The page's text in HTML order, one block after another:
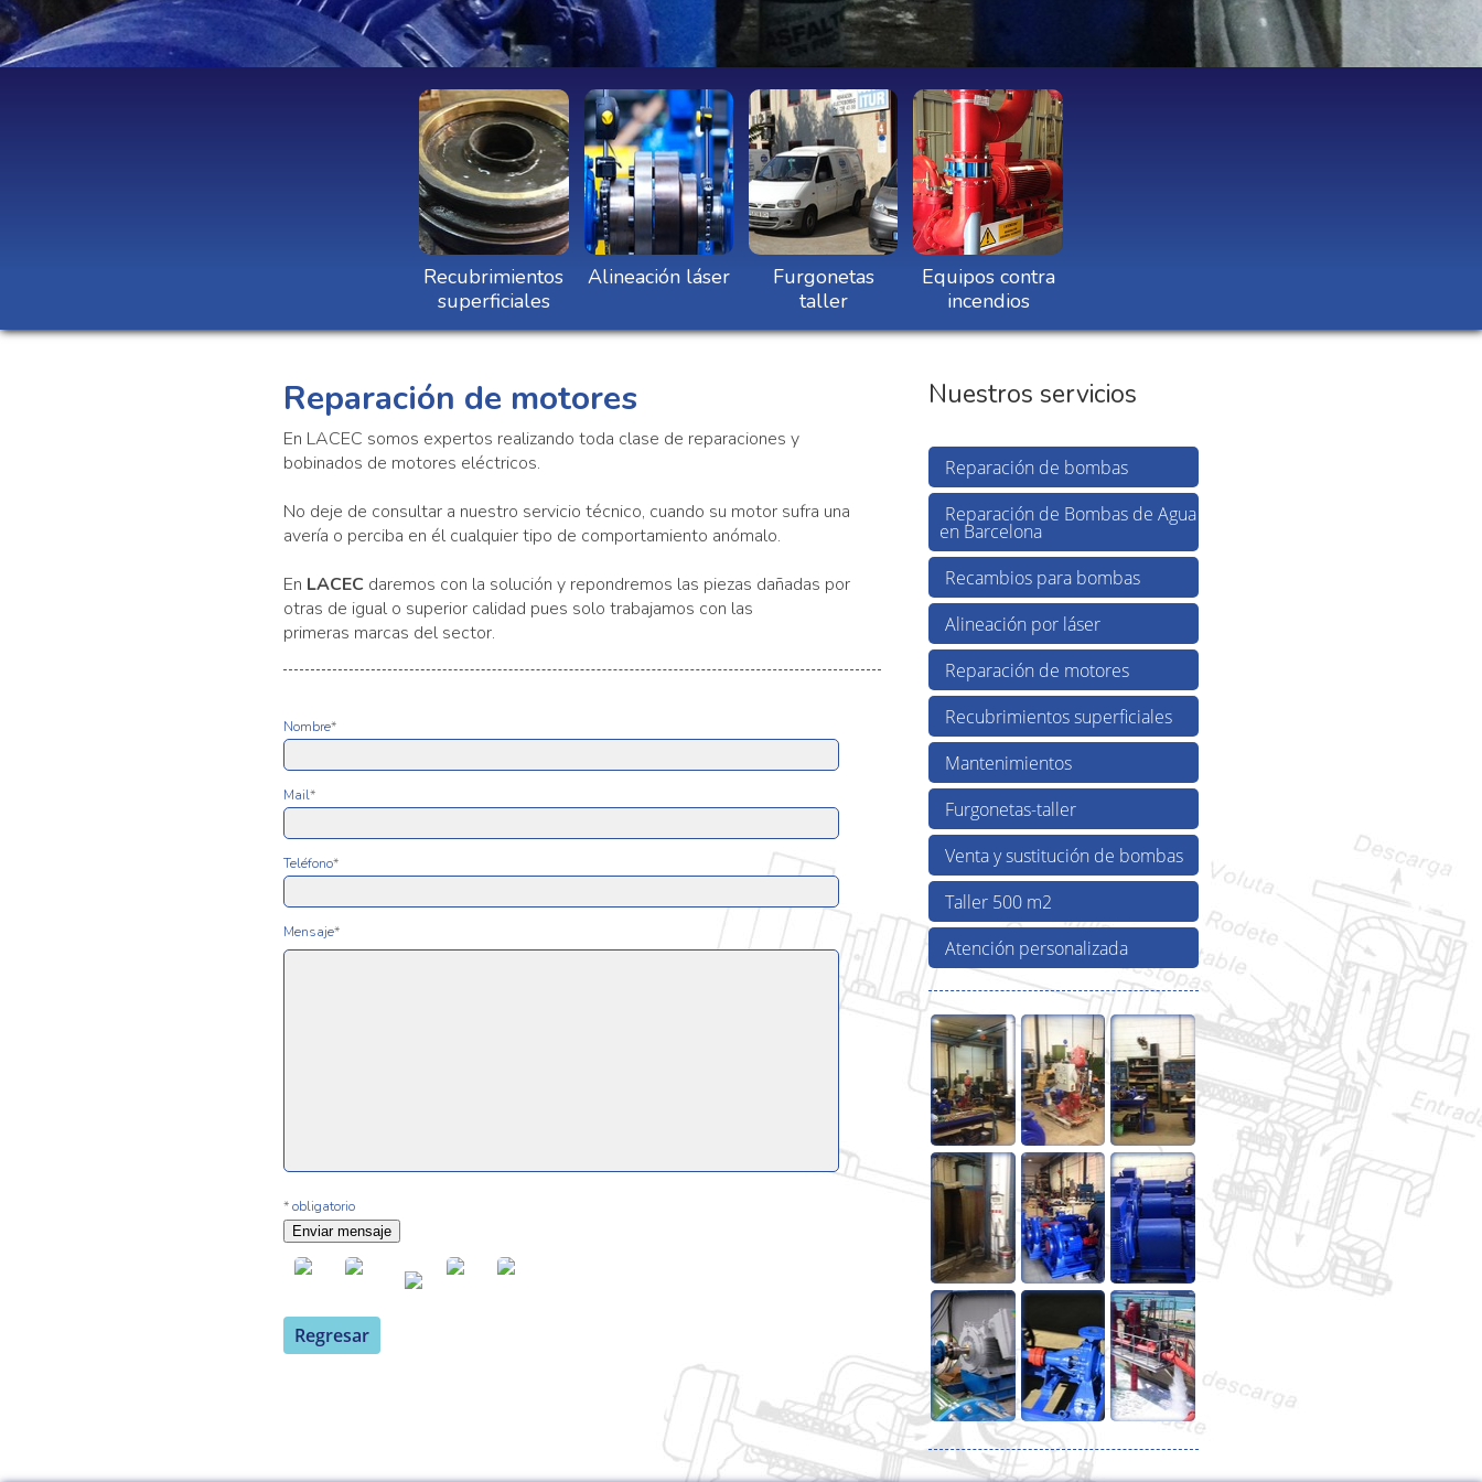
Recubrimientos
superficiales
Alineación láser
Furgonetas
taller
Equipos contra
incendios
Reparación de motores
En LACEC somos expertos realizando toda clase de reparaciones y
bobinados de motores eléctricos.
No deje de consultar a nuestro servicio técnico, cuando su motor sufra una
avería o perciba en él cualquier tipo de comportamiento anómalo.
En LACEC daremos con la solución y repondremos las piezas dañadas por
otras de igual o superior calidad pues solo trabajamos con las
primeras marcas del sector.
Nombre*
Mail*
Teléfono*
Mensaje*
*obligatorio
Enviar mensaje
Regresar
Nuestros servicios
Reparación de bombas
Reparación de Bombas de Agua
en Barcelona
Recambios para bombas
Alineación por láser
Reparación de motores
Recubrimientos superficiales
Mantenimientos
Furgonetas-taller
Venta y sustitución de bombas
Taller 500 m2
Atención personalizada